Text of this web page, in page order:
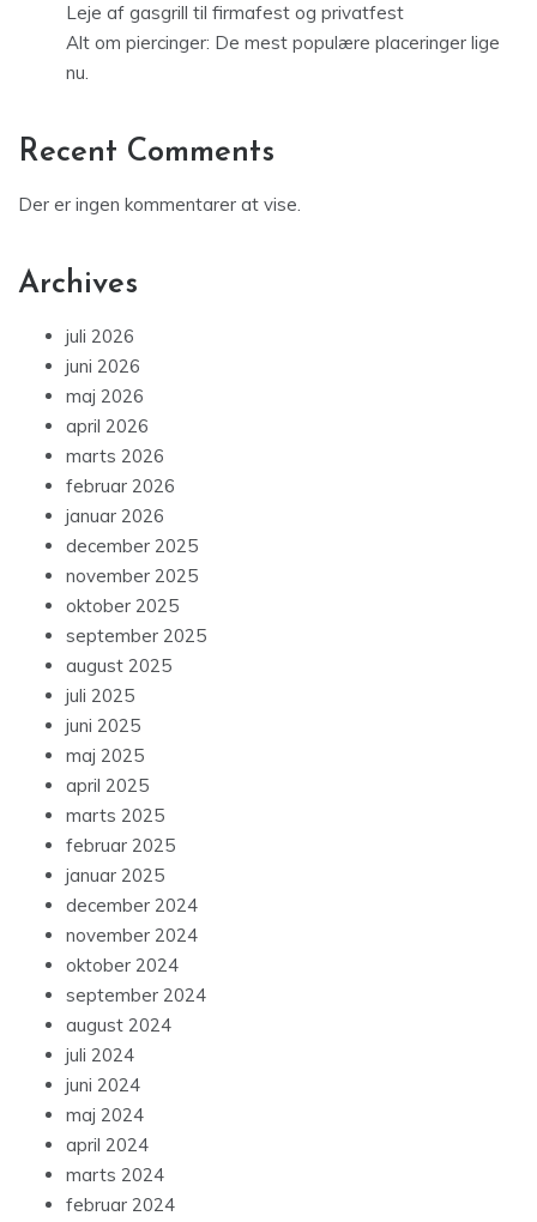
Leje af gasgrill til firmafest og privatfest
Alt om piercinger: De mest populære placeringer lige
nu.
Recent Comments
Der er ingen kommentarer at vise.
Archives
juli 2026
juni 2026
maj 2026
april 2026
marts 2026
februar 2026
januar 2026
december 2025
november 2025
oktober 2025
september 2025
august 2025
juli 2025
juni 2025
maj 2025
april 2025
marts 2025
februar 2025
januar 2025
december 2024
november 2024
oktober 2024
september 2024
august 2024
juli 2024
juni 2024
maj 2024
april 2024
marts 2024
februar 2024